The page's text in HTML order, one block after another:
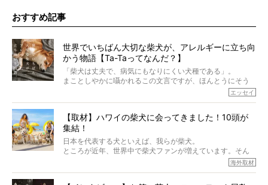
おすすめ記事
世界でいちばん大切な柴犬が、アレルギーに立ち向
かう物語【Ta-Taってなんだ？】
「柴犬は丈夫で、病気にもなりにくい犬種である」。
まことしやかに囁かれるこの文言ですが、ほんとうにそう
もちろん、犬種としての完成度がとてつもなく高い柴犬だ
でも、いざそれぞれの個体を見ていくと、丈夫で病気にも
なりにくい、とは言えないような気もするのです。
実際に「病気にならない」などということはないし、飼い
主はそのためにやるべきことがある。
今回は、柴犬に関わる方たちすべてに読んで欲しい、ある
ご本人からのレポートは、愛情たっぷりで示唆に富んだ物
エッセイ
【取材】ハワイの柴犬に会ってきました！10頭が
集結！
日本を代表する犬といえば、我らが柴犬。
ところが近年、世界中で柴犬ファンが増えています。そん
な中「柴犬ライフ」が目をつけたのは、南の楽園ハワイ。
柴犬オーナーが多く、定期的にオフ会まで開催されている
海外取材